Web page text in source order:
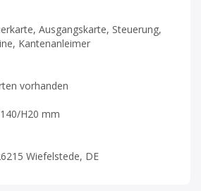
Ausgangskarte, Steuerung,
Kantenanleimer
vorhanden
H20 mm
Wiefelstede, DE